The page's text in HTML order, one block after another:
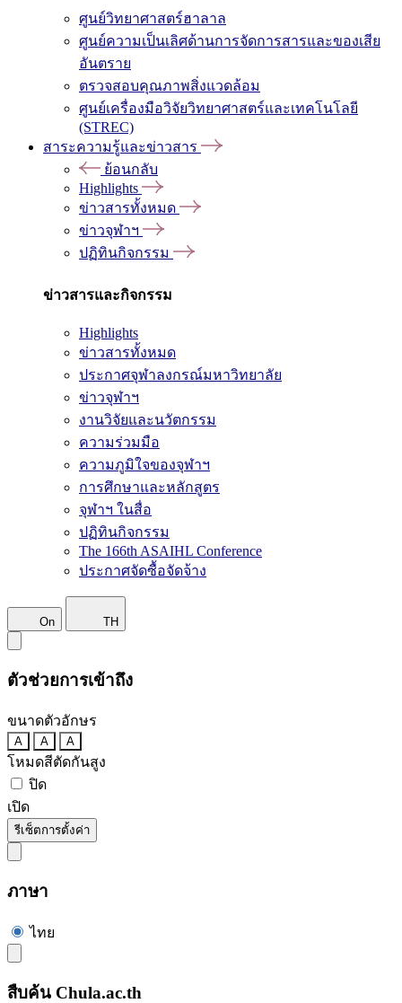
ศูนย์วิทยาศาสตร์ฮาลาล
ศูนย์ความเป็นเลิศด้านการจัดการสารและของเสีย
อันตราย
ตรวจสอบคุณภาพสิ่งแวดล้อม
ศูนย์เครื่องมือวิจัยวิทยาศาสตร์และเทคโนโลยี
(STREC)
สาระความรู้และข่าวสาร
ย้อนกลับ
Highlights
ข่าวสารทั้งหมด
ข่าวจุฬาฯ
ปฏิทินกิจกรรม
ข่าวสารและกิจกรรม
Highlights
ข่าวสารทั้งหมด
ประกาศจุฬาลงกรณ์มหาวิทยาลัย
ข่าวจุฬาฯ
งานวิจัยและนวัตกรรม
ความร่วมมือ
ความภูมิใจของจุฬาฯ
การศึกษาและหลักสูตร
จุฬาฯ ในสื่อ
ปฏิทินกิจกรรม
The 166th ASAIHL Conference
ประกาศจัดซื้อจัดจ้าง
On TH
ตัวช่วยการเข้าถึง
ขนาดตัวอักษร
A A A
โหมดสีตัดกันสูง
ปิด
เปิด
รีเซ็ตการตั้งค่า
ภาษา
ไทย
สืบค้น Chula.ac.th